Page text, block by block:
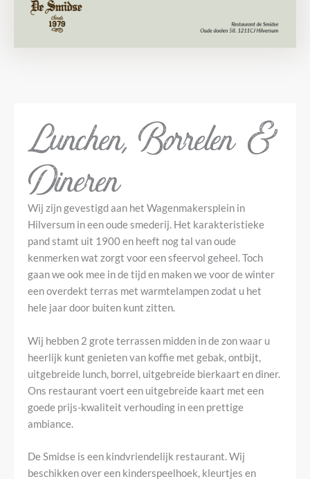
Lunchen, Borrelen &
Dineren
Wij zijn gevestigd aan het Wagenmakersplein in
Hilversum in een oude smederij. Het karakteristieke
pand stamt uit 1900 en heeft nog tal van oude
kenmerken wat zorgt voor een sfeervol geheel. Toch
gaan we ook mee in de tijd en maken we voor de winter
een overdekt terras met warmtelampen zodat u het
hele jaar door buiten kunt zitten.
Wij hebben 2 grote terrassen midden in de zon waar u
heerlijk kunt genieten van koffie met gebak, ontbijt,
uitgebreide lunch, borrel, uitgebreide bierkaart en diner.
Ons restaurant voert een uitgebreide kaart met een
goede prijs-kwaliteit verhouding in een prettige
ambiance.
De Smidse is een kindvriendelijk restaurant. Wij
beschikken over een kinderspeelhoek, kleurtjes en